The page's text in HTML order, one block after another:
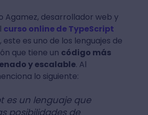
Agamez, desarrollador web y
curso online de TypeScript
, este es uno de los lenguajes de
que tiene un código más
y escalable. Al
lo siguiente:
es un lenguaje que
posibilidades de